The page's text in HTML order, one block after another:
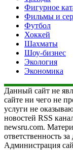
Фигурное
Фильмы и
Футбол
Хоккей
Шахматы
Шоу-бизнес
Экология
Экономика
Данный сайт не
сайте ни чего не
услуги не
новостей RSS
newsru.com.
ответственность
Администрация